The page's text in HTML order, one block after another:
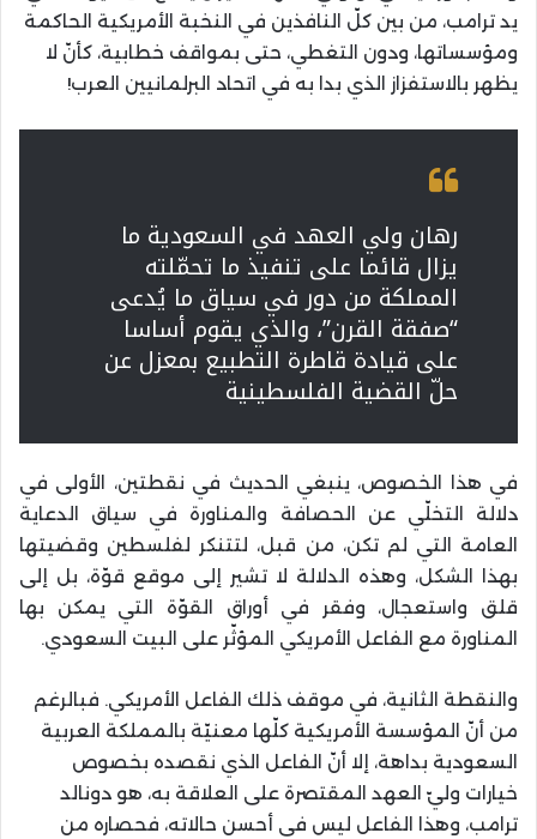
يد ترامب، من بين كلّ النافذين في النخبة الأمريكية الحاكمة
ومؤسساتها، ودون التغطي، حتى بمواقف خطابية، كأنّ لا
يظهر بالاستفزاز الذي بدا به في اتحاد البرلمانيين العرب!
رهان ولي العهد في السعودية ما
يزال قائما على تنفيذ ما تحمّلته
المملكة من دور في سياق ما يُدعى
“صفقة القرن”، والذي يقوم أساسا
على قيادة قاطرة التطبيع بمعزل عن
حلّ القضية الفلسطينية
في هذا الخصوص، ينبغي الحديث في نقطتين، الأولى في
دلالة التخلّي عن الحصافة والمناورة في سياق الدعاية
العامة التي لم تكن، من قبل، لتتنكر لفلسطين وقضيتها
بهذا الشكل، وهذه الدلالة لا تشير إلى موقع قوّة، بل إلى
قلق واستعجال، وفقر في أوراق القوّة التي يمكن بها
المناورة مع الفاعل الأمريكي المؤثّر على البيت السعودي.
والنقطة الثانية، في موقف ذلك الفاعل الأمريكي. فبالرغم
من أنّ المؤسسة الأمريكية كلّها معنيّة بالمملكة العربية
السعودية بداهة، إلا أنّ الفاعل الذي نقصده بخصوص
خيارات وليّ العهد المقتصرة على العلاقة به، هو دونالد
ترامب، وهذا الفاعل ليس في أحسن حالاته، فحصاره من